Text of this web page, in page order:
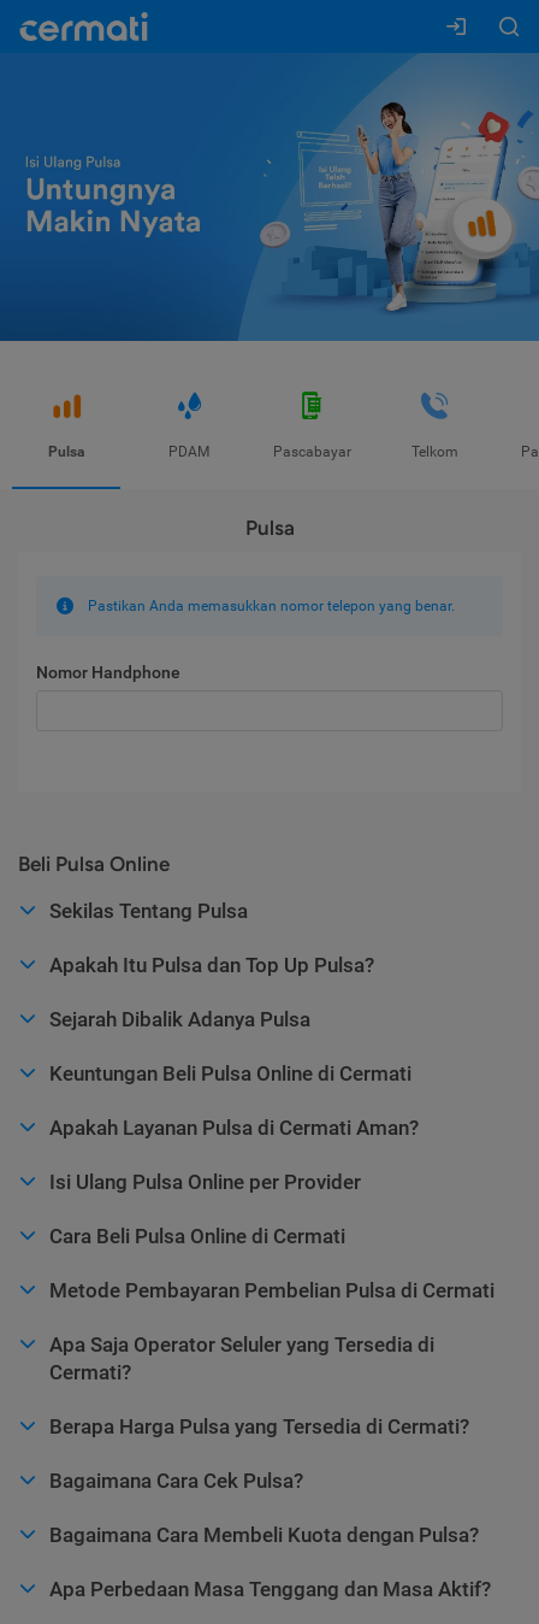
Pulsa PDAM Pascabayar Telkom
Pulsa
Pastikan Anda memasukkan nomor telepon yang benar.
Nomor Handphone
Beli Pulsa Online
Sekilas Tentang Pulsa
Apakah Itu Pulsa dan Top Up Pulsa?
Sejarah Dibalik Adanya Pulsa
Keuntungan Beli Pulsa Online di Cermati
Apakah Layanan Pulsa di Cermati Aman?
Isi Ulang Pulsa Online per Provider
Cara Beli Pulsa Online di Cermati
Metode Pembayaran Pembelian Pulsa di Cermati
Apa Saja Operator Seluler yang Tersedia di
Cermati?
Berapa Harga Pulsa yang Tersedia di Cermati?
Bagaimana Cara Cek Pulsa?
Bagaimana Cara Membeli Kuota dengan Pulsa?
Apa Perbedaan Masa Tenggang dan Masa Aktif?